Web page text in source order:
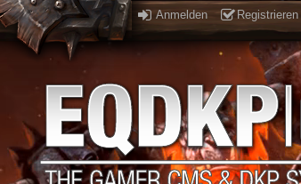
Anmelden Registrieren